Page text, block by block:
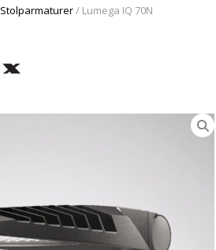
Stolparmaturer/ Lumega IQ 70N